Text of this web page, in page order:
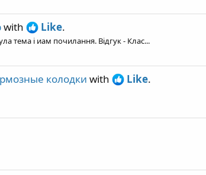
with Like.
тема і иам почилання. Відгук - Клас...
колодки with Like.